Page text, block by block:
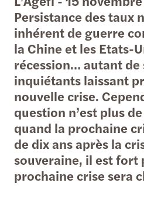
Persistance des taux
inhérent de guerre
la Chine et les Etats-
récession… autant de
inquiétants laissant
nouvelle crise.
question n’est plus
quand la prochaine
de dix ans après la
souveraine, il est fort
prochaine crise sera